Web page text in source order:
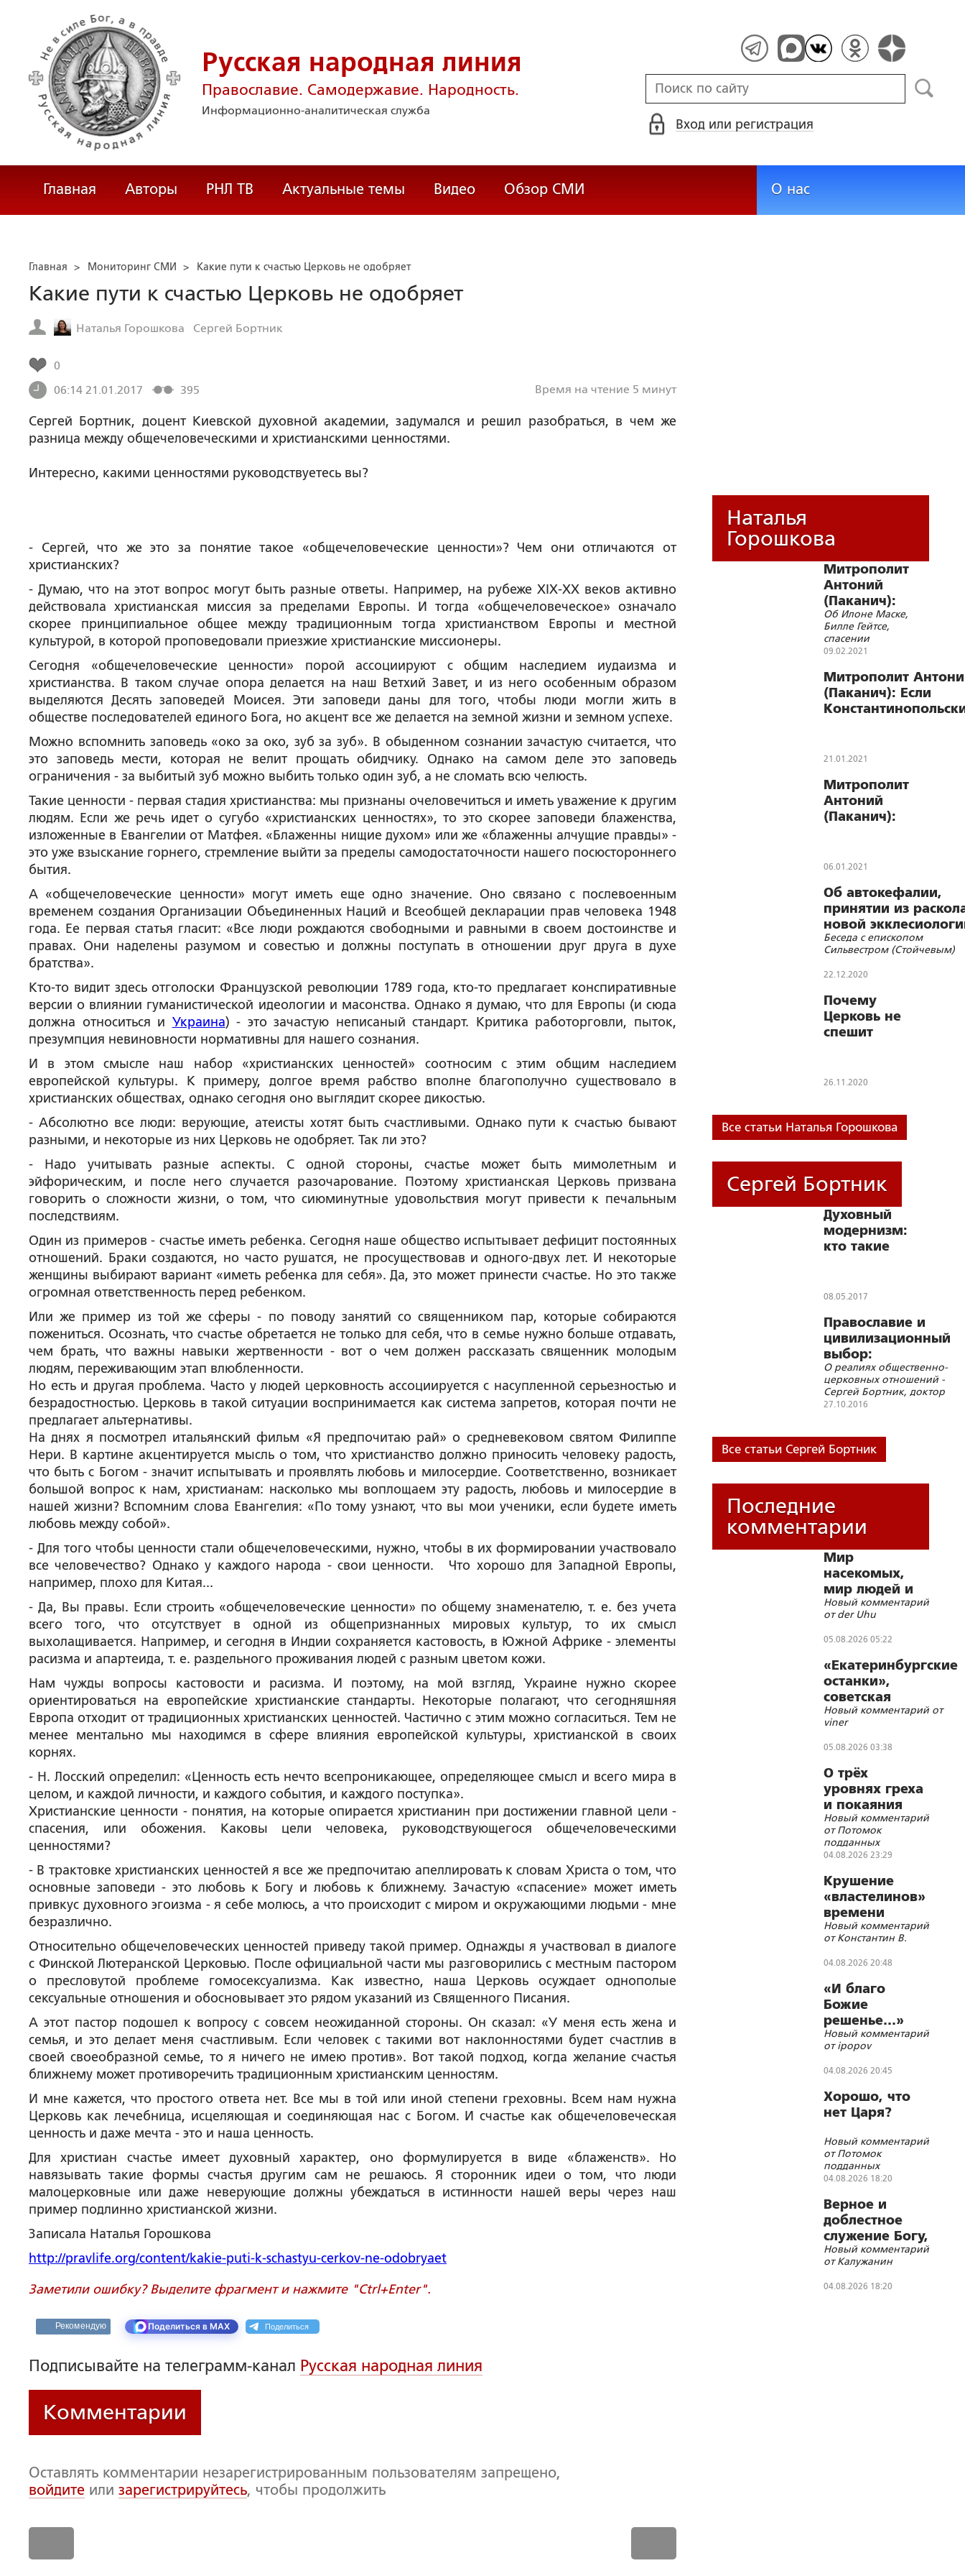
Русская народная линия
Православие. Самодержавие. Народность.
Информационно-аналитическая служба
Вход или регистрация
Главная Авторы РНЛ ТВ Актуальные темы Видео Обзор СМИ О нас
Главная > Мониторинг СМИ > Какие пути к счастью Церковь не одобряет
Какие пути к счастью Церковь не одобряет
Наталья Горошкова Сергей Бортник
0
06:14 21.01.2017
395 Время на чтение 5 минут
Сергей Бортник, доцент Киевской духовной академии, задумался и решил разобраться, в чем же
разница между общечеловеческими и христианскими ценностями.
Интересно, какими ценностями руководствуетесь вы?
- Сергей, что же это за понятие такое «общечеловеческие ценности»? Чем они отличаются от
христианских?
- Думаю, что на этот вопрос могут быть разные ответы. Например, на рубеже XIX-XX веков активно
действовала христианская миссия за пределами Европы. И тогда «общечеловеческое» означало
скорее принципиальное общее между традиционным тогда христианством Европы и местной
культурой, в которой проповедовали приезжие христианские миссионеры.
Сегодня «общечеловеческие ценности» порой ассоциируют с общим наследием иудаизма и
христианства. В таком случае опора делается на наш Ветхий Завет, и из него особенным образом
выделяются Десять заповедей Моисея. Эти заповеди даны для того, чтобы люди могли жить в
обществе последователей единого Бога, но акцент все же делается на земной жизни и земном успехе.
Можно вспомнить заповедь «око за око, зуб за зуб». В обыденном сознании зачастую считается, что
это заповедь мести, которая не велит прощать обидчику. Однако на самом деле это заповедь
ограничения - за выбитый зуб можно выбить только один зуб, а не сломать всю челюсть.
Такие ценности - первая стадия христианства: мы признаны очеловечиться и иметь уважение к другим
людям. Если же речь идет о сугубо «христианских ценностях», то это скорее заповеди блаженства,
изложенные в Евангелии от Матфея. «Блаженны нищие духом» или же «блаженны алчущие правды» -
это уже взыскание горнего, стремление выйти за пределы самодостаточности нашего посюстороннего
бытия.
А «общечеловеческие ценности» могут иметь еще одно значение. Оно связано с послевоенным
временем создания Организации Объединенных Наций и Всеобщей декларации прав человека 1948
года. Ее первая статья гласит: «Все люди рождаются свободными и равными в своем достоинстве и
правах. Они наделены разумом и совестью и должны поступать в отношении друг друга в духе
братства».
Кто-то видит здесь отголоски Французской революции 1789 года, кто-то предлагает конспиративные
версии о влиянии гуманистической идеологии и масонства. Однако я думаю, что для Европы (и сюда
должна относиться и Украина) - это зачастую неписаный стандарт. Критика работорговли, пыток,
презумпция невиновности нормативны для нашего сознания.
И в этом смысле наш набор «христианских ценностей» соотносим с этим общим наследием
европейской культуры. К примеру, долгое время рабство вполне благополучно существовало в
христианских обществах, однако сегодня оно выглядит скорее дикостью.
- Абсолютно все люди: верующие, атеисты хотят быть счастливыми. Однако пути к счастью бывают
разными, и некоторые из них Церковь не одобряет. Так ли это?
- Надо учитывать разные аспекты. С одной стороны, счастье может быть мимолетным и
эйфорическим, и после него случается разочарование. Поэтому христианская Церковь призвана
говорить о сложности жизни, о том, что сиюминутные удовольствия могут привести к печальным
последствиям.
Один из примеров - счастье иметь ребенка. Сегодня наше общество испытывает дефицит постоянных
отношений. Браки создаются, но часто рушатся, не просуществовав и одного-двух лет. И некоторые
женщины выбирают вариант «иметь ребенка для себя». Да, это может принести счастье. Но это также
огромная ответственность перед ребенком.
Или же пример из той же сферы - по поводу занятий со священником пар, которые собираются
пожениться. Осознать, что счастье обретается не только для себя, что в семье нужно больше отдавать,
чем брать, что важны навыки жертвенности - вот о чем должен рассказать священник молодым
людям, переживающим этап влюбленности.
Но есть и другая проблема. Часто у людей церковность ассоциируется с насупленной серьезностью и
безрадостностью. Церковь в такой ситуации воспринимается как система запретов, которая почти не
предлагает альтернативы.
На днях я посмотрел итальянский фильм «Я предпочитаю рай» о средневековом святом Филиппе
Нери. В картине акцентируется мысль о том, что христианство должно приносить человеку радость,
что быть с Богом - значит испытывать и проявлять любовь и милосердие. Соответственно, возникает
большой вопрос к нам, христианам: насколько мы воплощаем эту радость, любовь и милосердие в
нашей жизни? Вспомним слова Евангелия: «По тому узнают, что вы мои ученики, если будете иметь
любовь между собой».
- Для того чтобы ценности стали общечеловеческими, нужно, чтобы в их формировании участвовало
все человечество? Однако у каждого народа - свои ценности. Что хорошо для Западной Европы,
например, плохо для Китая...
- Да, Вы правы. Если строить «общечеловеческие ценности» по общему знаменателю, т. е. без учета
всего того, что отсутствует в одной из общепризнанных мировых культур, то их смысл
выхолащивается. Например, и сегодня в Индии сохраняется кастовость, в Южной Африке - элементы
расизма и апартеида, т. е. раздельного проживания людей с разным цветом кожи.
Нам чужды вопросы кастовости и расизма. И поэтому, на мой взгляд, Украине нужно скорее
ориентироваться на европейские христианские стандарты. Некоторые полагают, что сегодняшняя
Европа отходит от традиционных христианских ценностей. Частично с этим можно согласиться. Тем не
менее ментально мы находимся в сфере влияния европейской культуры, христианской в своих
корнях.
- Н. Лосский определил: «Ценность есть нечто всепроникающее, определяющее смысл и всего мира в
целом, и каждой личности, и каждого события, и каждого поступка».
Христианские ценности - понятия, на которые опирается христианин при достижении главной цели -
спасения, или обожения. Каковы цели человека, руководствующегося общечеловеческими
ценностями?
- В трактовке христианских ценностей я все же предпочитаю апеллировать к словам Христа о том, что
основные заповеди - это любовь к Богу и любовь к ближнему. Зачастую «спасение» может иметь
привкус духовного эгоизма - я себе молюсь, а что происходит с миром и окружающими людьми - мне
безразлично.
Относительно общечеловеческих ценностей приведу такой пример. Однажды я участвовал в диалоге
с Финской Лютеранской Церковью. После официальной части мы разговорились с местным пастором
о пресловутой проблеме гомосексуализма. Как известно, наша Церковь осуждает однополые
сексуальные отношения и обосновывает это рядом указаний из Священного Писания.
А этот пастор подошел к вопросу с совсем неожиданной стороны. Он сказал: «У меня есть жена и
семья, и это делает меня счастливым. Если человек с такими вот наклонностями будет счастлив в
своей своеобразной семье, то я ничего не имею против». Вот такой подход, когда желание счастья
ближнему может противоречить традиционным христианским ценностям.
И мне кажется, что простого ответа нет. Все мы в той или иной степени греховны. Всем нам нужна
Церковь как лечебница, исцеляющая и соединяющая нас с Богом. И счастье как общечеловеческая
ценность и даже мечта - это и наша ценность.
Для христиан счастье имеет духовный характер, оно формулируется в виде «блаженств». Но
навязывать такие формы счастья другим сам не решаюсь. Я сторонник идеи о том, что люди
малоцерковные или даже неверующие должны убеждаться в истинности нашей веры через наш
пример подлинно христианской жизни.
Записала Наталья Горошкова
http://pravlife.org/content/kakie-puti-k-schastyu-cerkov-ne-odobryaet
Заметили ошибку? Выделите фрагмент и нажмите "Ctrl+Enter".
Рекомендую Поделиться в MAX Поделиться
Подписывайте на телеграмм-канал Русская народная линия
Комментарии
Оставлять комментарии незарегистрированным пользователям запрещено,
войдите или зарегистрируйтесь, чтобы продолжить
Наталья
Горошкова
Митрополит
Антоний
(Паканич):
Пытаясь
избавить
человечество
новоявленные
«мессии»
создают новые
Об Илоне Маске,
Билле Гейтсе,
спасении
человечества и
09.02.2021
Митрополит
(Паканич): Если
по титулу, почему
Вселенская
21.01.2021
Митрополит
Антоний
(Паканич):
открыто
«Православие
— это я!»
06.01.2021
Об автокефалии,
принятии из
новой
Патриархата
Беседа с епископом
Сильвестром (Стойчевым)
22.12.2020
Почему
Церковь не
спешит
священников,
раскольникам?
26.11.2020
Все статьи Наталья Горошкова
Сергей Бортник
Духовный
модернизм:
кто такие
08.05.2017
Православие и
цивилизационный
выбор:
существует ли
раскол между
Церковью и
О реалиях общественно-
церковных отношений -
Сергей Бортник, доктор
богословия, доцент
27.10.2016
Все статьи Сергей Бортник
Последние
комментарии
Мир
насекомых,
мир людей и
блуд
Новый комментарий
от der Uhu
05.08.2026 05:22
«Екатеринбургские
останки»,
советская
символика и
цифровизации
Новый комментарий от
viner
05.08.2026 03:38
О трёх
уровнях греха
и покаяния
Новый комментарий
от Потомок
подданных
Императора
04.08.2026 23:29
Крушение
«властелинов»
времени
Новый комментарий
от Константин В.
04.08.2026 20:48
«И благо
Божие
решенье…»
Новый комментарий
от ipopov
04.08.2026 20:45
Хорошо, что
нет Царя?
Новый комментарий
от Потомок
подданных
Императора
04.08.2026 18:20
Верное и
доблестное
служение Богу,
Отечеству и
русскому
слову
Новый комментарий
от Калужанин
04.08.2026 18:20